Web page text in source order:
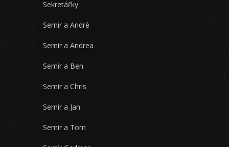
Sekretářky
Semir a André
Semir a Andrea
Semir a Ben
Semir a Chris
Semir a Jan
Semir a Tom